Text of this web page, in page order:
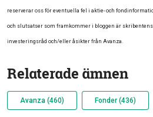
reserverar oss för eventuella fel i aktie- och
och slutsatser som framkommer i bloggen är
investeringsråd och/eller åsikter från Avanza.
Relaterade ämnen
Avanza (460) Fonder (436)